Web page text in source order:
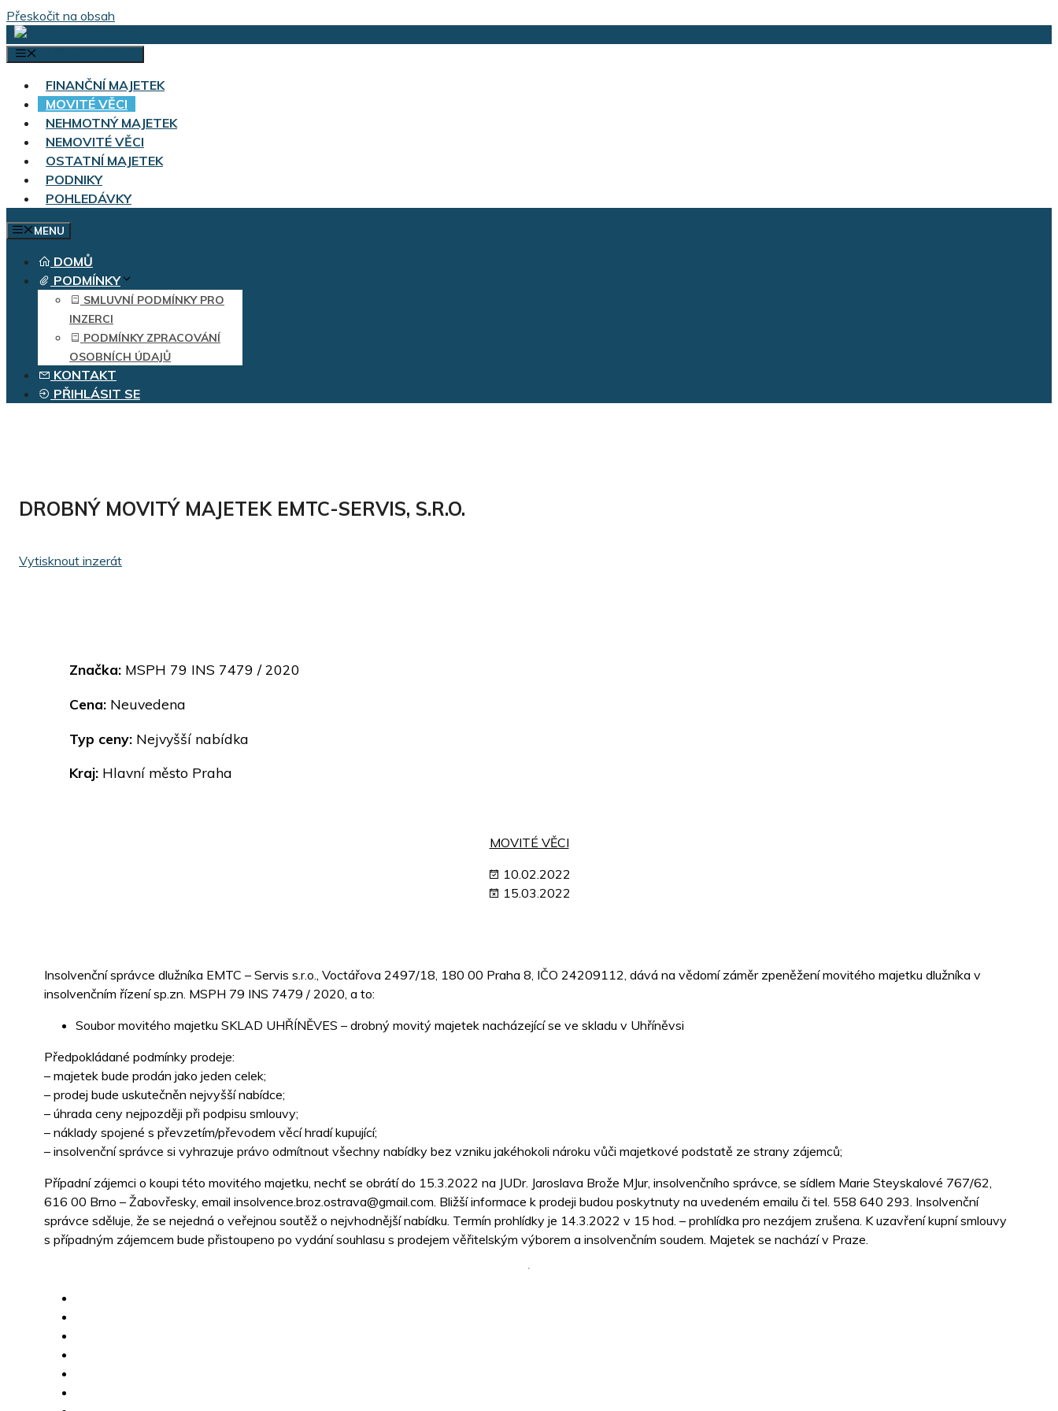
Přeskočit na obsah
FINANČNÍ MAJETEK
MOVITÉ VĚCI
NEHMOTNÝ MAJETEK
NEMOVITÉ VĚCI
OSTATNÍ MAJETEK
PODNIKY
POHLEDÁVKY
MENU
DOMŮ
PODMÍNKY
SMLUVNÍ PODMÍNKY PRO
INZERCI
PODMÍNKY ZPRACOVÁNÍ
OSOBNÍCH ÚDAJŮ
KONTAKT
PŘIHLÁSIT SE
DROBNÝ MOVITÝ MAJETEK EMTC-SERVIS, S.R.O.
Vytisknout inzerát
Značka: MSPH 79 INS 7479 / 2020
Cena: Neuvedena
Typ ceny: Nejvyšší nabídka
Kraj: Hlavní město Praha
MOVITÉ VĚCI
10.02.2022
15.03.2022
Insolvenční správce dlužníka EMTC – Servis s.r.o., Voctářova 2497/18, 180 00 Praha 8, IČO 24209112, dává na vědomí záměr zpeněžení movitého majetku dlužníka v
insolvenčním řízení sp.zn. MSPH 79 INS 7479 / 2020, a to:
Soubor movitého majetku SKLAD UHŘÍNĚVES – drobný movitý majetek nacházející se ve skladu v Uhříněvsi
Předpokládané podmínky prodeje:
– majetek bude prodán jako jeden celek;
– prodej bude uskutečněn nejvyšší nabídce;
– úhrada ceny nejpozději při podpisu smlouvy;
– náklady spojené s převzetím/převodem věcí hradí kupující;
– insolvenční správce si vyhrazuje právo odmítnout všechny nabídky bez vzniku jakéhokoli nároku vůči majetkové podstatě ze strany zájemců;
Případní zájemci o koupi této movitého majetku, nechť se obrátí do 15.3.2022 na JUDr. Jaroslava Brože MJur, insolvenčního správce, se sídlem Marie Steyskalové 767/62,
616 00 Brno – Žabovřesky, email insolvence.broz.ostrava@gmail.com. Bližší informace k prodeji budou poskytnuty na uvedeném emailu či tel. 558 640 293. Insolvenční
správce sděluje, že se nejedná o veřejnou soutěž o nejvhodnější nabídku. Termín prohlídky je 14.3.2022 v 15 hod. – prohlídka pro nezájem zrušena. K uzavření kupní smlouvy
s případným zájemcem bude přistoupeno po vydání souhlasu s prodejem věřitelským výborem a insolvenčním soudem. Majetek se nachází v Praze.